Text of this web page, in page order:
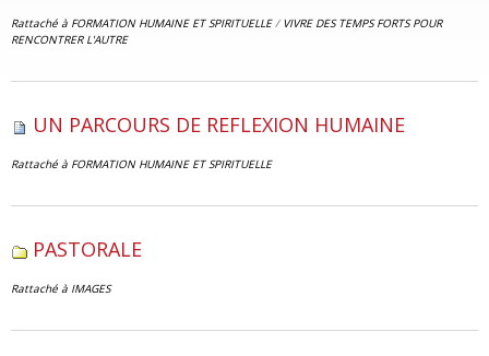
Rattaché à FORMATION HUMAINE ET SPIRITUELLE / VIVRE DES TEMPS FORTS POUR
RENCONTRER L'AUTRE
UN PARCOURS DE REFLEXION HUMAINE
Rattaché à FORMATION HUMAINE ET SPIRITUELLE
PASTORALE
Rattaché à IMAGES